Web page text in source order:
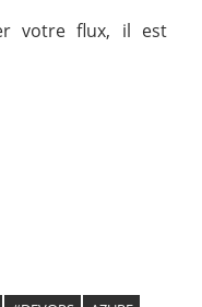
votre flux, il est